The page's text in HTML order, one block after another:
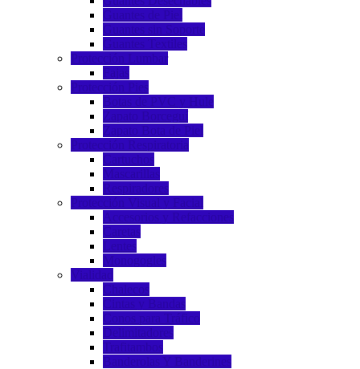
Guantes de Piel
Guantes sin Soporte
Guantes Textiles
Protección Lumbar
Fajas
Protección Pies
Botas de PVC y Hule
Zapato Borceguí
Zapato Bota de Piel
Protección Respiratoria
Cartuchos
Mascarillas
Respiradores
Protección Visual y Facial
Accesorios y Refacciones
Caretas
Lentes
Monogogles
Vialidad
Chalecos
Cintas y Bandas
Conos para Tráfico
Delimitadores
Trafitambos
Banderolas Y Banderines